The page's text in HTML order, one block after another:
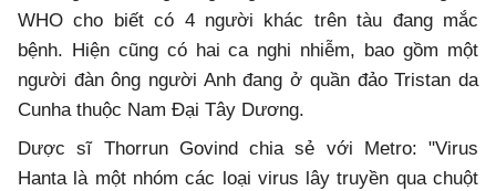
WHO cho biết có 4 người khác trên tàu đang mắc
bệnh. Hiện cũng có hai ca nghi nhiễm, bao gồm một
người đàn ông người Anh đang ở quần đảo Tristan da
Cunha thuộc Nam Đại Tây Dương.
Dược sĩ Thorrun Govind chia sẻ với Metro: "Virus
Hanta là một nhóm các loại virus lây truyền qua chuột